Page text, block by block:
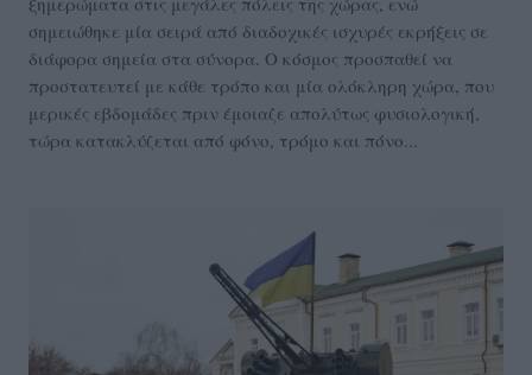
σημειώθηκε μία σειρά από διαδοχικές ισχυρές εκρήξεις σε
διάφορα σημεία στα σύνορα. Ο κόσμος προσπαθεί να
προστατευτεί με κάθε τρόπο και μία ολόκληρη χώρα, που
μερικές εβδομάδες πριν έμοιαζε απολύτως φυσιολογική,
τώρα κατακλύζεται από φόνο, τρόμο και πόνο...